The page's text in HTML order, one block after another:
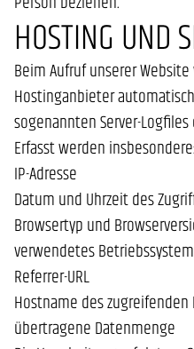
HOSTING UND
Beim Aufruf unserer
Hostinganbieter
sogenannten Server-
Erfasst werden insbesondere:
IP-Adresse
Datum und Uhrzeit des
Browsertyp und
verwendetes Betriebssystem
Referrer-URL
Hostname des zugreifenden
übertragene Datenmenge